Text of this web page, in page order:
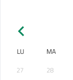
LU MA
27
28